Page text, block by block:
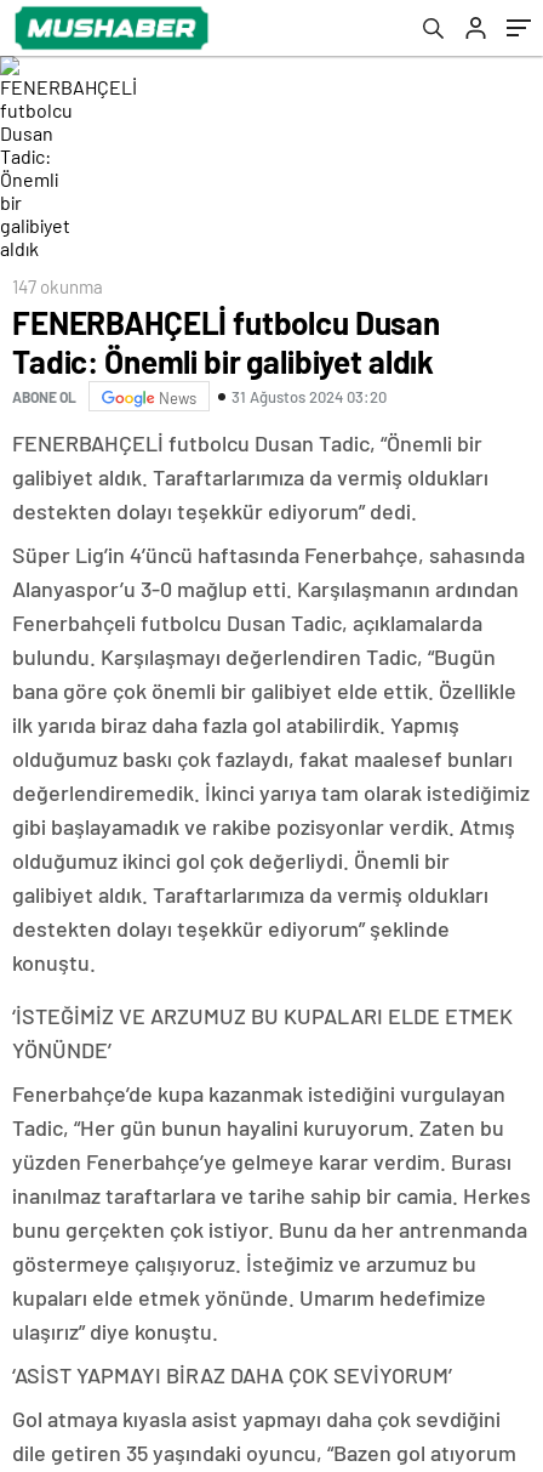
147 okunma
FENERBAHÇELİ futbolcu Dusan
Tadic: Önemli bir galibiyet aldık
ABONE OL News 31 Ağustos 2024 03:20
FENERBAHÇELİ futbolcu Dusan Tadic, “Önemli bir
galibiyet aldık. Taraftarlarımıza da vermiş oldukları
destekten dolayı teşekkür ediyorum” dedi.
Süper Lig’in 4’üncü haftasında Fenerbahçe, sahasında
Alanyaspor’u 3-0 mağlup etti. Karşılaşmanın ardından
Fenerbahçeli futbolcu Dusan Tadic, açıklamalarda
bulundu. Karşılaşmayı değerlendiren Tadic, “Bugün
bana göre çok önemli bir galibiyet elde ettik. Özellikle
ilk yarıda biraz daha fazla gol atabilirdik. Yapmış
olduğumuz baskı çok fazlaydı, fakat maalesef bunları
değerlendiremedik. İkinci yarıya tam olarak istediğimiz
gibi başlayamadık ve rakibe pozisyonlar verdik. Atmış
olduğumuz ikinci gol çok değerliydi. Önemli bir
galibiyet aldık. Taraftarlarımıza da vermiş oldukları
destekten dolayı teşekkür ediyorum” şeklinde
konuştu.
‘İSTEĞİMİZ VE ARZUMUZ BU KUPALARI ELDE ETMEK
YÖNÜNDE’
Fenerbahçe’de kupa kazanmak istediğini vurgulayan
Tadic, “Her gün bunun hayalini kuruyorum. Zaten bu
yüzden Fenerbahçe’ye gelmeye karar verdim. Burası
inanılmaz taraftarlara ve tarihe sahip bir camia. Herkes
bunu gerçekten çok istiyor. Bunu da her antrenmanda
göstermeye çalışıyoruz. İsteğimiz ve arzumuz bu
kupaları elde etmek yönünde. Umarım hedefimize
ulaşırız” diye konuştu.
‘ASİST YAPMAYI BİRAZ DAHA ÇOK SEVİYORUM’
Gol atmaya kıyasla asist yapmayı daha çok sevdiğini
dile getiren 35 yaşındaki oyuncu, “Bazen gol atıyorum